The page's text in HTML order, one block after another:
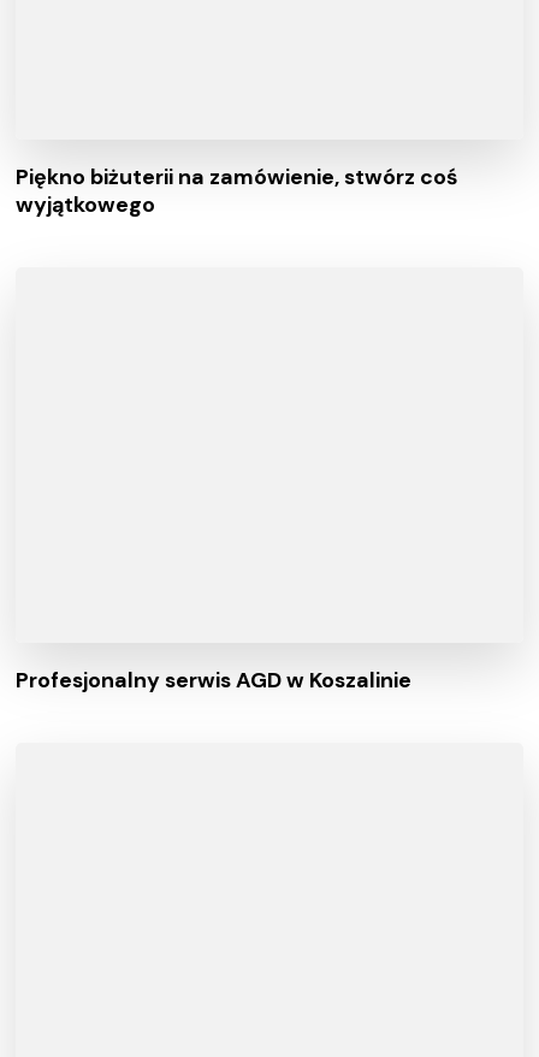
Piękno biżuterii na zamówienie, stwórz coś
wyjątkowego
Profesjonalny serwis AGD w Koszalinie